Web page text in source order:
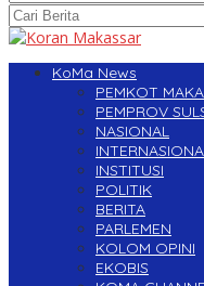
KoMa News
PEMKOT
PEMPROV
NASIONAL
INSTITUSI
POLITIK
BERITA
PARLEMEN
KOLOM OPINI
EKOBIS